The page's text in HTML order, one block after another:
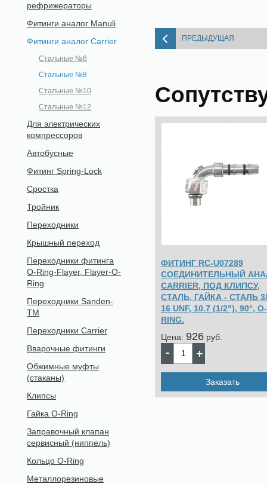
ПРЕДЫДУЩАЯ
ФИТИНГ RC-U07289
СОЕДИНИТЕЛЬНЫЙ
CARRIER, ПОД КЛИПСУ,
СТАЛЬ, ГАЙКА - СТАЛЬ
16 UNF, 10.7 (1/2"), 90°, O-
RING.
Цена: 926 pуб.
Заказать
рефрижераторы
Фитинги аналог Manuli
Фитинги аналог Carrier
Стальные №6
Стальные №8
Стальные №10
Стальные №12
Для электрических
компрессоров
Автобусные
Фитинг Spring-Lock
Сростка
Тройник
Переходники
Крышный переход
Переходники фитинга
O-Ring-Flayer, Flayer-O-
Ring
Переходники Sanden-
TM
Переходники Carrier
Вварочные фитинги
Обжимные муфты
(стаканы)
Клипсы
Гайка O-Ring
Заправочный клапан
сервисный (ниппель)
Кольцо O-Ring
Металлорезиновые